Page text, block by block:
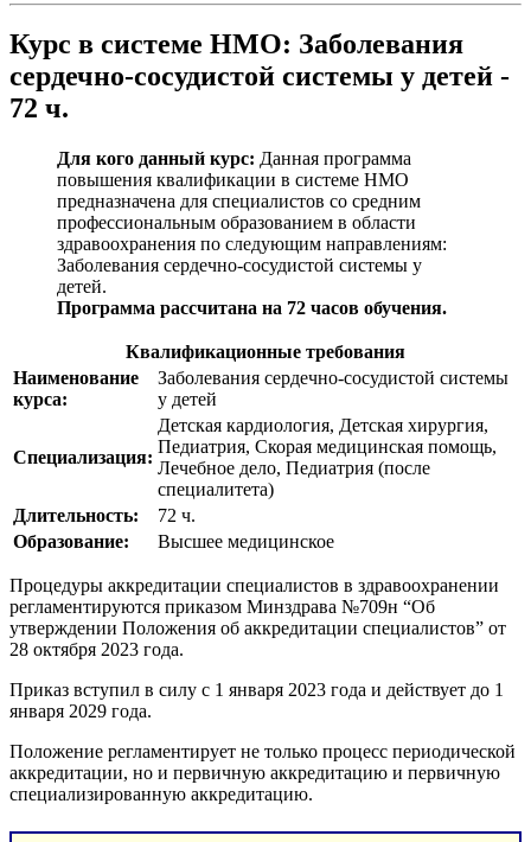
Курс в системе НМО: Заболевания
сердечно-сосудистой системы у детей -
72 ч.
Для кого данный курс: Данная программа
повышения квалификации в системе НМО
предназначена для специалистов со средним
профессиональным образованием в области
здравоохранения по следующим направлениям:
Заболевания сердечно-сосудистой системы у
детей.
Программа рассчитана на 72 часов обучения.
Квалификационные требования
Наименование
курса:
Заболевания сердечно-сосудистой системы
у детей
Специализация:
Детская кардиология, Детская хирургия,
Педиатрия, Скорая медицинская помощь,
Лечебное дело, Педиатрия (после
специалитета)
Длительность:
72 ч.
Образование:
Высшее медицинское
Процедуры аккредитации специалистов в здравоохранении
регламентируются приказом Минздрава №709н “Об
утверждении Положения об аккредитации специалистов” от
28 октября 2023 года.
Приказ вступил в силу с 1 января 2023 года и действует до 1
января 2029 года.
Положение регламентирует не только процесс периодической
аккредитации, но и первичную аккредитацию и первичную
специализированную аккредитацию.